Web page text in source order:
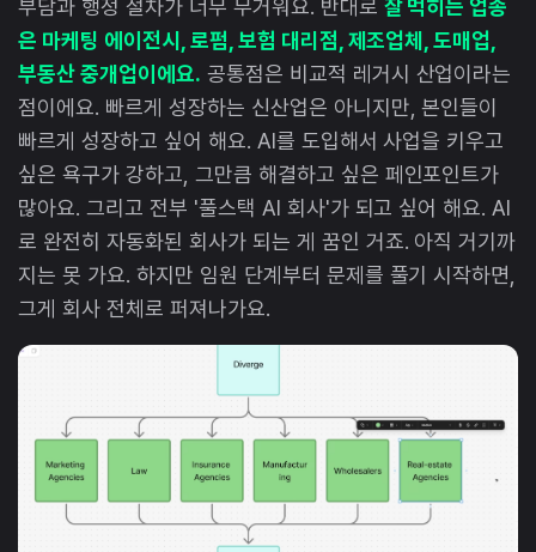
부담과 행정 절차가 너무 무거워요. 반대로 잘 먹히는 업종
은 마케팅 에이전시, 로펌, 보험 대리점, 제조업체, 도매업,
부동산 중개업이에요. 공통점은 비교적 레거시 산업이라는
점이에요. 빠르게 성장하는 신산업은 아니지만, 본인들이
빠르게 성장하고 싶어 해요. AI를 도입해서 사업을 키우고
싶은 욕구가 강하고, 그만큼 해결하고 싶은 페인포인트가
많아요. 그리고 전부 '풀스택 AI 회사'가 되고 싶어 해요. AI
로 완전히 자동화된 회사가 되는 게 꿈인 거죠. 아직 거기까
지는 못 가요. 하지만 임원 단계부터 문제를 풀기 시작하면,
그게 회사 전체로 퍼져나가요.